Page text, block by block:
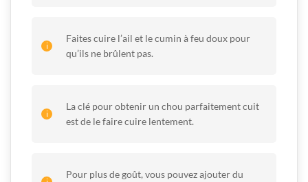
Faites cuire l’ail et le cumin à feu doux pour
qu’ils ne brûlent pas.
La clé pour obtenir un chou parfaitement cuit
est de le faire cuire lentement.
Pour plus de goût, vous pouvez ajouter du